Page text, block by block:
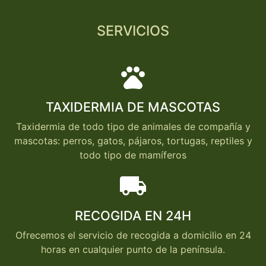
SERVICIOS
pets
TAXIDERMIA DE MASCOTAS
Taxidermia de todo tipo de animales de compañía y
mascotas: perros, gatos, pájaros, tortugas, reptiles y
todo tipo de mamíferos
local_shipping
RECOGIDA EN 24H
Ofrecemos el servicio de recogida a domicilio en 24
horas en cualquier punto de la península.